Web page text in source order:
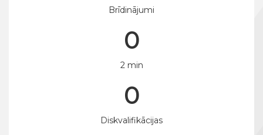
Brīdinājumi
0
2 min
0
Diskvalifikācijas